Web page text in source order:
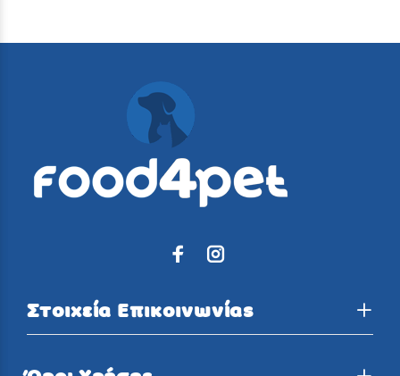
Στοιχεία Επικοινωνίας